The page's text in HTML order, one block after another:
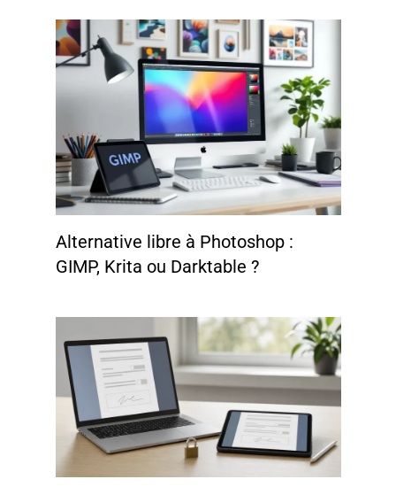
Alternative libre à Photoshop :
GIMP, Krita ou Darktable ?